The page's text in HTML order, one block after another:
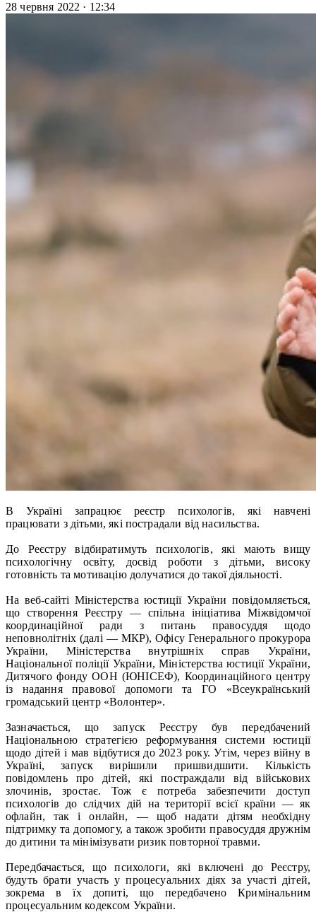
28 червня 2022 · 12:34
В Україні запрацює реєстр психологів, які навчені
працювати з дітьми, які пострадали від насильства.
До Реєстру відбиратимуть психологів, які мають вищу
психологічну освіту, досвід роботи з дітьми, високу
готовність та мотивацію долучатися до такої діяльності.
На веб-сайті Міністерства юстиції України повідомляється,
що створення Реєстру — спільна ініціатива Міжвідомчої
координаційної ради з питань правосуддя щодо
неповнолітніх (далі — МКР), Офісу Генерального прокурора
України, Міністерства внутрішніх справ України,
Національної поліції України, Міністерства юстиції України,
Дитячого фонду ООН (ЮНІСЕФ), Координаційного центру
із надання правової допомоги та ГО «Всеукраїнський
громадський центр «Волонтер».
Зазначається, що запуск Реєстру був передбачений
Національною стратегією реформування системи юстиції
щодо дітей і мав відбутися до 2023 року. Утім, через війну в
Україні, запуск вирішили пришвидшити. Кількість
повідомлень про дітей, які постраждали від військових
злочинів, зростає. Тож є потреба забезпечити доступ
психологів до слідчих дій на території всієї країни — як
офлайн, так і онлайн, — щоб надати дітям необхідну
підтримку та допомогу, а також зробити правосуддя дружнім
до дитини та мінімізувати ризик повторної травми.
Передбачається, що психологи, які включені до Реєстру,
будуть брати участь у процесуальних діях за участі дітей,
зокрема в їх допиті, що передбачено Кримінальним
процесуальним кодексом України.